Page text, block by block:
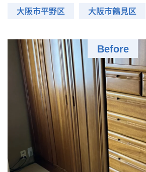
大阪市平野区 大阪市鶴見区